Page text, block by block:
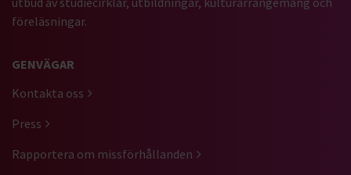
föreläsningar.
GENVÄGAR
Kontakta oss
Press
Rapportera om missförhållanden